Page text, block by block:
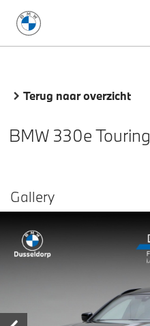
Terug naar overzicht
BMW 330e Touring
Gallery